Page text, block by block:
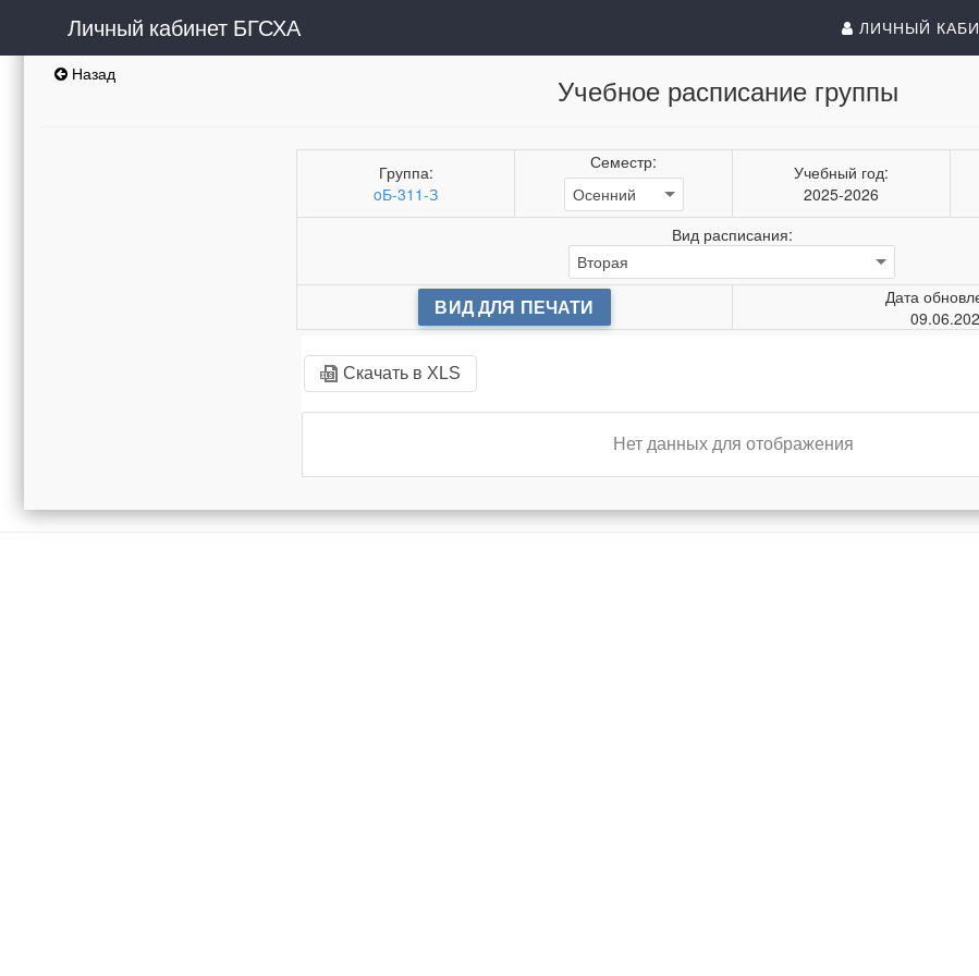
Личный кабинет БГСХА ЛИЧНЫЙ
Назад Учебное расписание группы
Группа:
oБ-311-З
Семестр:
Учебный год:
2025-2026
Вид расписания:
ВИД ДЛЯ ПЕЧАТИ
Дата
Скачать в XLS
Нет данных для отображения